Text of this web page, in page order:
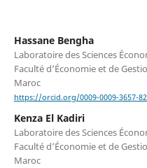
Hassane Bengha
Laboratoire des Sciences
Faculté d’Économie et de
Maroc
https://orcid.org/0009-0009-3657-
Kenza El Kadiri
Laboratoire des Sciences
Faculté d’Économie et de
Maroc